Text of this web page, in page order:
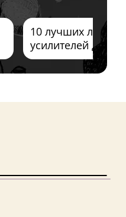
10 лучших
усилителей для
2026